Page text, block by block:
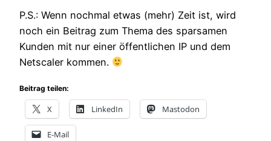
P.S.: Wenn nochmal etwas (mehr) Zeit ist, wird
noch ein Beitrag zum Thema des sparsamen
Kunden mit nur einer öffentlichen IP und dem
Netscaler kommen.
Beitrag teilen:
X LinkedIn Mastodon
E-Mail